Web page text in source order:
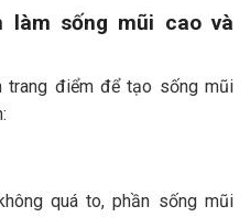
làm sống mũi cao và
trang điểm để tạo sống mũi
quá to, phần sống mũi